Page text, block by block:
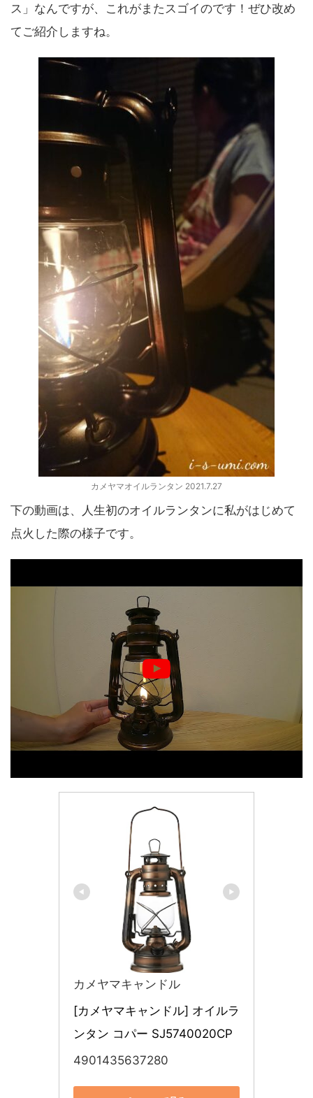
ス」なんですが、これがまたスゴイのです！ぜひ改め
てご紹介しますね。
カメヤマオイルランタン 2021.7.27
下の動画は、人生初のオイルランタンに私がはじめて
点火した際の様子です。
カメヤマキャンドル
[カメヤマキャンドル] オイルラ
ンタン コパー SJ5740020CP
4901435637280